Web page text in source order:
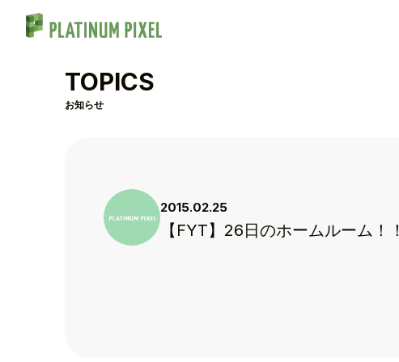
TOPICS
お知らせ
2015.02.25
【FYT】26日のホームルーム！！